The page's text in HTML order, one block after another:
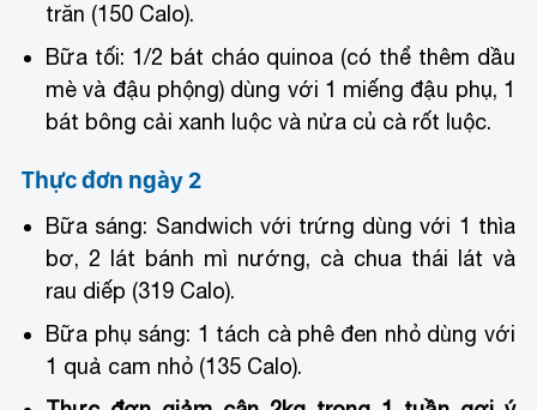
trăn (150 Calo).
Bữa tối: 1/2 bát cháo quinoa (có thể thêm dầu
mè và đậu phộng) dùng với 1 miếng đậu phụ, 1
bát bông cải xanh luộc và nửa củ cà rốt luộc.
Thực đơn ngày 2
Bữa sáng: Sandwich với trứng dùng với 1 thìa
bơ, 2 lát bánh mì nướng, cà chua thái lát và
rau diếp (319 Calo).
Bữa phụ sáng: 1 tách cà phê đen nhỏ dùng với
1 quả cam nhỏ (135 Calo).